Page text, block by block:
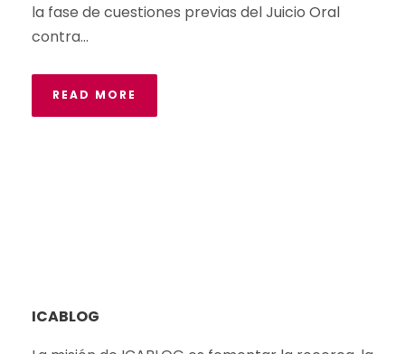
la fase de cuestiones previas del Juicio Oral
contra...
READ MORE
ICABLOG